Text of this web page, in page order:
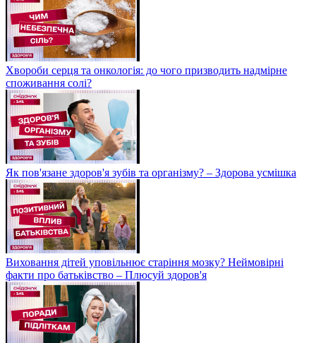
Хвороби серця та онкологія: до чого призводить надмірне
споживання солі?
Як пов'язане здоров'я зубів та організму? – Здорова усмішка
Виховання дітей уповільнює старіння мозку? Неймовірні
факти про батьківство – Плюсуй здоров'я